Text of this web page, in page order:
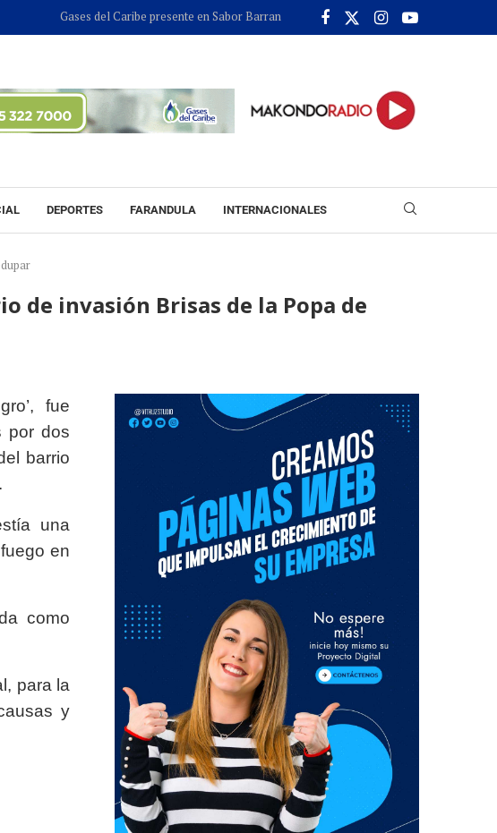
Gases del Caribe presente en Sabor Barranquilla con "Legados que Conservan el Sabor"
DEPORTES FARANDULA INTERNACIONALES
de invasión Brisas de la Popa de
fue
por dos
barrio
una
en
como
para la
y